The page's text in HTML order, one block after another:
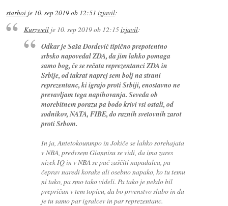
starboi je 10. sep 2019 ob 12:51 izjavil:
Kurzweilje 10. sep 2019 ob 12:15izjavil:
Odkar je Saša Đorđević tipično prepotentno
srbsko napovedal ZDA, da jim lahko pomaga
samo bog, če se rečata reprezentanci ZDA in
Srbije, od takrat naprej sem bolj na strani
reprezentanc, ki igrajo proti Srbiji, enostavno ne
prevavljam tega napihovanja. Seveda ob
morebitnem porazu pa bodo krivi vsi ostali, od
sodnikov, NATA, FIBE, do raznih svetovnih zarot
proti Srbom.
In ja, Antetokounmpo in Jokiče se lahko sorehajata
v NBA, predvsem Giannisu se vidi, da ima zares
nizek IQ in v NBA se pač zaščiti napadalca, pa
čeprav naredi korake ali osebno napako, ko tu temu
ni tako, pa smo tako videli. Pa tako je nekdo bil
prepričan v tem topicu, da bo prvenstvo slabo in da
je tu samo par igralcev in par reprezentanc.